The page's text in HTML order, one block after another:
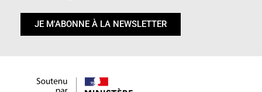
JE M'ABONNE À LA NEWSLETTER